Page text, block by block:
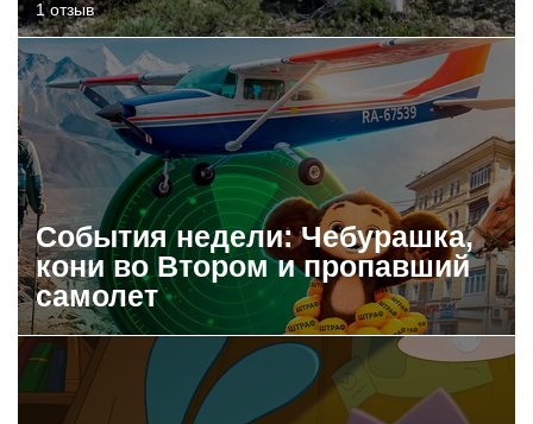
1 отзыв
События недели: Чебурашка,
кони во Втором и пропавший
самолет